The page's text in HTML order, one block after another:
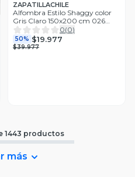
ZAPATILLACHILE
Alfombra Estilo Shaggy color
Gris Claro 150x200 cm 026
Elegante
0(0)
50% $19.977
$39.977
1443 productos
más